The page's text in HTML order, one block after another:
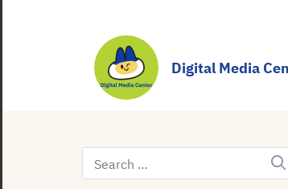
Digital Media
Search
for: